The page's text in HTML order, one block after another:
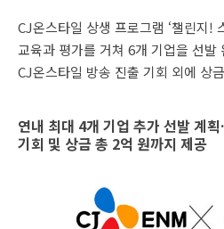
CJ온스타일 상생 프로그램 ‘챌린지!
교육과 평가를 거쳐 6개 기업을 선발
CJ온스타일 방송 진출 기회 외에 상
연내 최대 4개 기업 추가 선발 계
기회 및 상금 총 2억 원까지 제공